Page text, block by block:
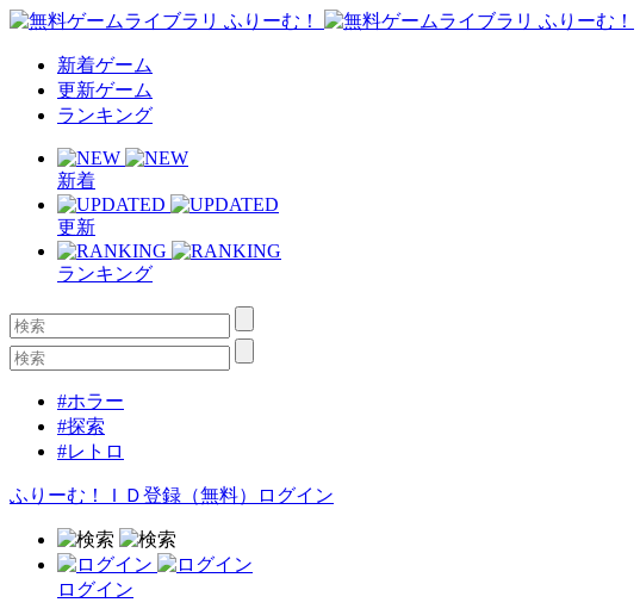
新着ゲーム
更新ゲーム
ランキング
新着
更新
ランキング
#ホラー
#探索
#レトロ
ふりーむ！ＩＤ登録（無料） ログイン
ログイン